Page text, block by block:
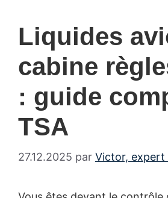
Liquides
cabine
: guide
TSA
27.12.2025 par Victor, expert